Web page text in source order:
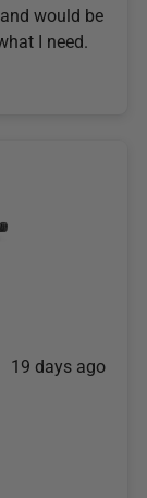
would be
use. Exactly what I need.
19 days ago